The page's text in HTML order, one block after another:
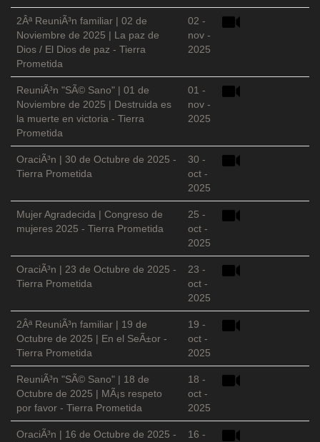
2Âª ReuniÃ³n familiar | 02 de
Noviembre de 2025 | La paz de
Dios / El Dios de paz - Tierra
Prometida
02 -
nov -
2025
ReuniÃ³n "SÃ© Sano" | 01 de
Noviembre de 2025 | Destruida es
la muerte en victoria - Tierra
Prometida
01 -
nov -
2025
OraciÃ³n | 30 de Octubre de 2025 -
Tierra Prometida
30 -
oct -
2025
Mujer Agradecida | Congreso de
mujeres 2025 - Tierra Prometida
25 -
oct -
2025
OraciÃ³n | 23 de Octubre de 2025 -
Tierra Prometida
23 -
oct -
2025
2Âª ReuniÃ³n familiar | 19 de
Octubre de 2025 | En el SeÃ±or -
Tierra Prometida
19 -
oct -
2025
ReuniÃ³n "SÃ© Sano" | 18 de
Octubre de 2025 | MÃ¡s respeto
por favor - Tierra Prometida
18 -
oct -
2025
OraciÃ³n | 16 de Octubre de 2025 -
16 -